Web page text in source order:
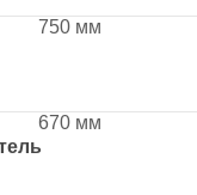
750 мм
670 мм